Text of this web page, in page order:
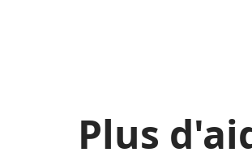
Plus